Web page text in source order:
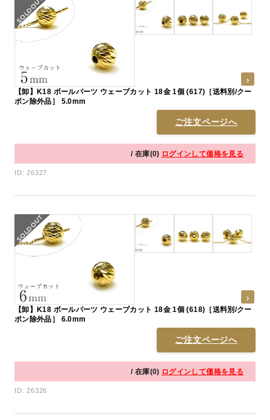
【卸】K18 ボールパーツ ウェーブカット 18金 1個 (617)［送料別/クー
ポン除外品］ 5.0mm
ご注文ページへ
/ 在庫(0) ログインして価格を見る
ID: 26327
【卸】K18 ボールパーツ ウェーブカット 18金 1個 (618)［送料別/クー
ポン除外品］ 6.0mm
ご注文ページへ
/ 在庫(0) ログインして価格を見る
ID: 26326